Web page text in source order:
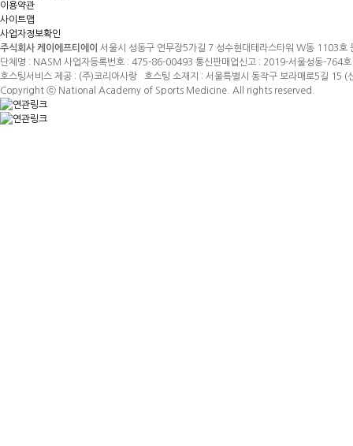
이용약관
사이트맵
사업자정보확인
주식회사 케이에프티에이 서울시 성동구 연무장5가길 7 성수현대테라스타워 W동 1103
단체명 : NASM 사업자등록번호 : 475-86-00493 통신판매업신고 : 2019-서울성동-764호
호스팅서비스 제공 : (주)코리아사랑 호스팅 소재지 : 서울특별시 동작구 보라매로5길 15 (
Copyright ⓒ National Academy of Sports Medicine. All rights reserved.